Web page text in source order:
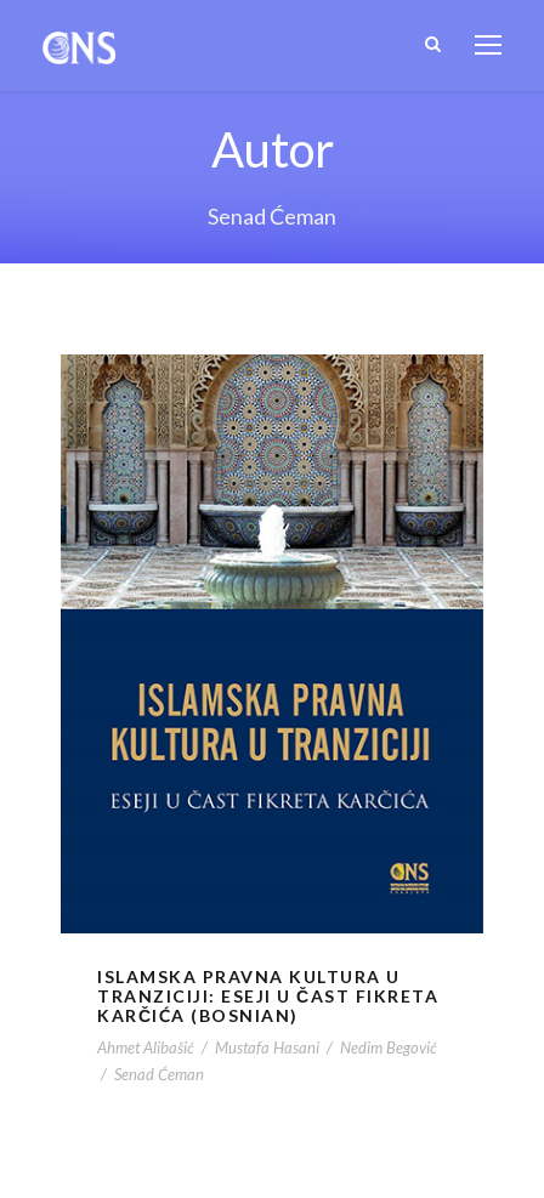
Autor
Senad Ćeman
ISLAMSKA PRAVNA KULTURA U
TRANZICIJI: ESEJI U ČAST FIKRETA
KARČIĆA (BOSNIAN)
Ahmet Alibašić / Mustafa Hasani / Nedim Begović
/ Senad Ćeman